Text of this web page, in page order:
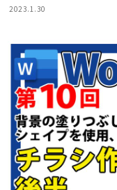
2023.1.30